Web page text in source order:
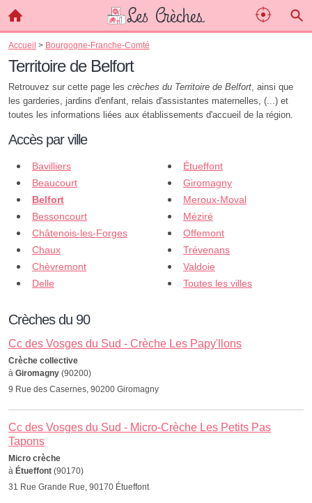
Accueil > Bourgogne-Franche-Comté
Territoire de Belfort
Retrouvez sur cette page les crèches du Territoire de Belfort, ainsi que
les garderies, jardins d'enfant, relais d'assistantes maternelles, (...) et
toutes les informations liées aux établissements d'accueil de la région.
Accès par ville
Bavilliers
Beaucourt
Belfort
Bessoncourt
Châtenois-les-Forges
Chaux
Chèvremont
Delle
Étueffont
Giromagny
Meroux-Moval
Méziré
Offemont
Trévenans
Valdoie
Toutes les villes
Crèches du 90
Cc des Vosges du Sud - Crèche Les Papy'llons
Crèche collective
à Giromagny (90200)
9 Rue des Casernes, 90200 Giromagny
Cc des Vosges du Sud - Micro-Crèche Les Petits Pas
Tapons
Micro crèche
à Étueffont (90170)
31 Rue Grande Rue, 90170 Étueffont